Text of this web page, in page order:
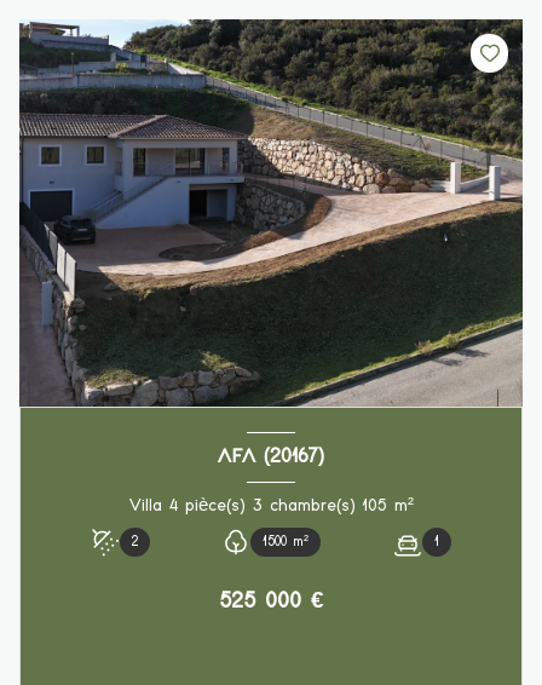
AFA (20167)
Villa 4 pièce(s) 3 chambre(s) 105 m²
2 1500 m² 1
525 000 €